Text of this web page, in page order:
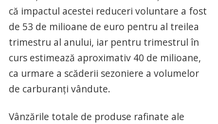
că impactul acestei reduceri voluntare a fost
de 53 de milioane de euro pentru al treilea
trimestru al anului, iar pentru trimestrul în
curs estimează aproximativ 40 de milioane,
ca urmare a scăderii sezoniere a volumelor
de carburanți vândute.
Vânzările totale de produse rafinate ale